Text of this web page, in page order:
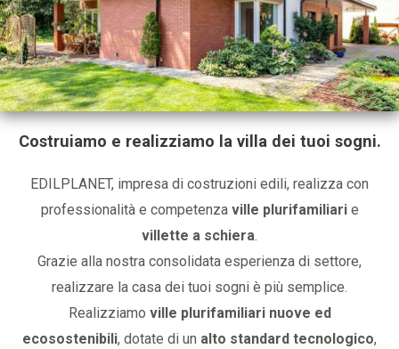
Costruiamo e realizziamo la villa dei tuoi sogni.
EDILPLANET, impresa di costruzioni edili, realizza con
professionalità e competenza ville plurifamiliarie
villette a schiera.
Grazie alla nostra consolidata esperienza di settore,
realizzare la casa dei tuoi sogni è più semplice.
Realizziamo ville plurifamiliari nuove ed
ecosostenibili, dotate di un alto standard tecnologico,